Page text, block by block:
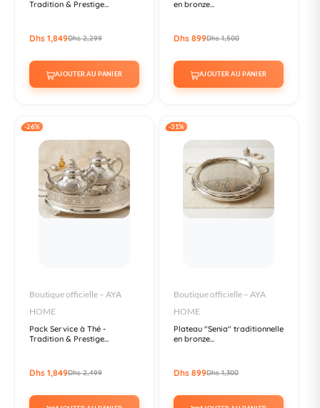
Tradition & Prestige...
Dhs 1,849Dhs 2,299
AJOUTER AU PANIER
en bronze...
Dhs 899Dhs 1,500
AJOUTER AU PANIER
-26%
Boutique officielle – AYA
HOME
Pack Service à Thé -
Tradition & Prestige...
Dhs 1,849Dhs 2,499
-31%
Boutique officielle – AYA
HOME
Plateau "Senia" traditionnelle
en bronze...
Dhs 899Dhs 1,300